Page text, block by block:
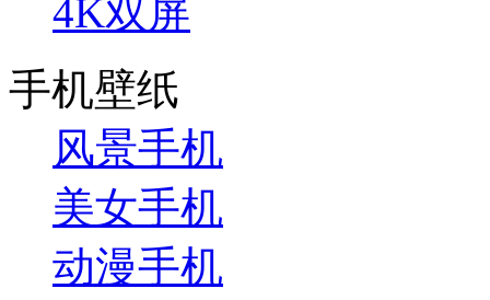
4K双屏
手机壁纸
风景手机
美女手机
动漫手机